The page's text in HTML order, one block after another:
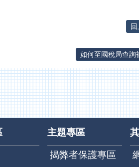
如何至國稅局查詢
主題專區
揭弊者保護專區